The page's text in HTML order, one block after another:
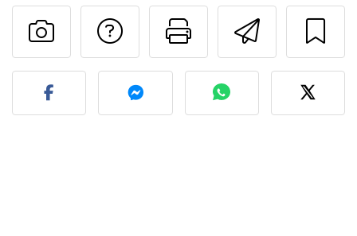
Imprimir
Preguntar al autor
Publicar la foto de esta